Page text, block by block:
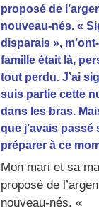
proposé de
nouveau-nés. «
disparais »,
famille était là,
tout perdu. J’ai
suis partie cette
dans les bras.
que j’avais passé
préparer à ce
Mon mari et sa
proposé de
nouveau-nés. «